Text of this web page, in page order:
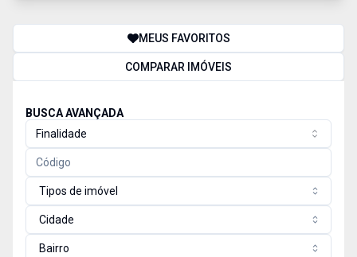
MEUS FAVORITOS
COMPARAR IMÓVEIS
BUSCA AVANÇADA
Finalidade
Tipos de imóvel
Cidade
Bairro